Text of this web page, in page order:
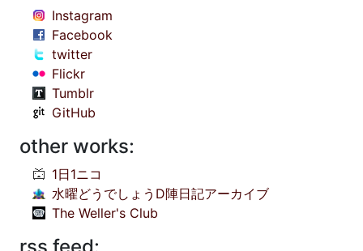
Instagram
Facebook
twitter
Flickr
Tumblr
GitHub
other works:
1日1ニコ
水曜どうでしょうD陣日記アーカイブ
The Weller's Club